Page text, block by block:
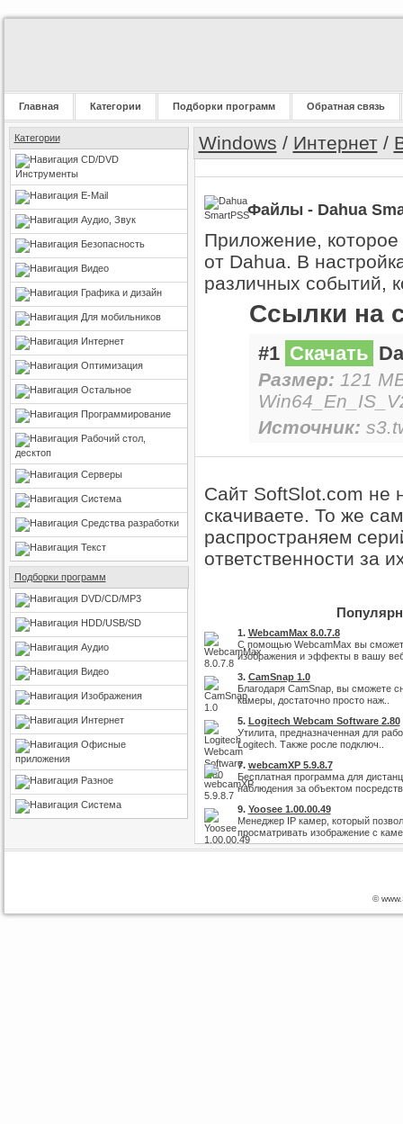
Главная Категории Подборки программ Обратная связь
Категории
CD/DVD
Инструменты
E-Mail
Аудио, Звук
Безопасность
Видео
Графика и дизайн
Для мобильников
Интернет
Оптимизация
Остальное
Программирование
Рабочий стол,
десктоп
Серверы
Система
Средства разработки
Текст
Подборки программ
DVD/CD/MP3
HDD/USB/SD
Аудио
Видео
Изображения
Интернет
Офисные
приложения
Разное
Система
Windows / Интернет/
Файлы - Dahua
Приложение,
от Dahua. В
различных событий,
Ссылки на
#1 Скачать
Размер: 121
Источник:
Сайт SoftSlot.com не
скачиваете. То же
распространяем
ответственности за
1. WebcamMax 8.0.7.8
С помощью WebcamMax вы
изображения и эффекты в вашу
3. CamSnap 1.0
Благодаря CamSnap, вы сможете
камеры, достаточно просто наж..
5. Logitech Webcam Software 2.80
Утилита, предназначенная для
Logitech. Также росле подключ..
7. webcamXP 5.9.8.7
Бесплатная программа для
наблюдения за объектом
9. Yoosee 1.00.00.49
Менеджер IP камер, который
просматривать изображение с
©